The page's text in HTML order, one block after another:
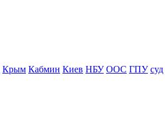
Крым Кабмин Киев НБУ ООС ГПУ суд